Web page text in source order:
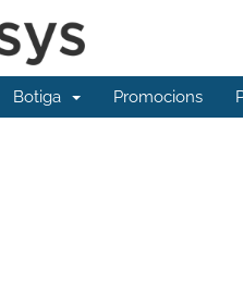
Botiga Promocions